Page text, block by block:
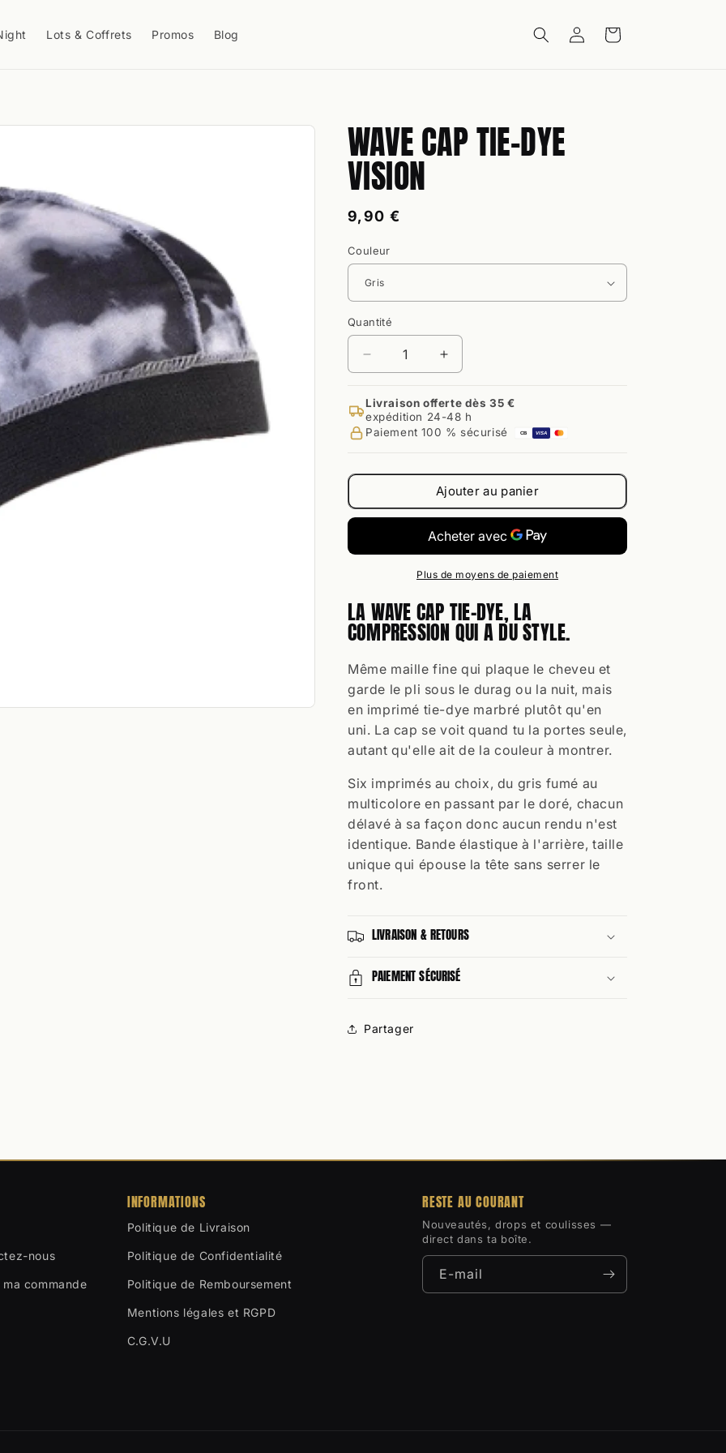
Lots & Coffrets Promos Blog ConnexionPanier
WAVE CAP TIE-DYE
VISION
Prix
9,90 €
Couleur
Quantité
Quantité
Réduire
la
quantité
de
Wave
Dye
Augmenter
la
quantité
de
Wave
Dye
Vision
Livraison offerte dès 35 €
expédition 24-48 h
Paiement 100 % sécurisé
CB VISA
Ajouter au panier
Plus de moyens de paiement
LA WAVE CAP TIE-DYE, LA
COMPRESSION QUI A DU STYLE.
Même maille fine qui plaque le cheveu et
garde le pli sous le durag ou la nuit, mais
en imprimé tie-dye marbré plutôt qu'en
uni. La cap se voit quand tu la portes seule,
autant qu'elle ait de la couleur à montrer.
Six imprimés au choix, du gris fumé au
multicolore en passant par le doré, chacun
délavé à sa façon donc aucun rendu n'est
identique. Bande élastique à l'arrière, taille
unique qui épouse la tête sans serrer le
front.
LIVRAISON & RETOURS
PAIEMENT SÉCURISÉ
Partager
nous
ma commande
INFORMATIONS
Politique de Livraison
Politique de Confidentialité
Politique de Remboursement
Mentions légales et RGPD
C.G.V.U
RESTE AU COURANT
Nouveautés, drops et coulisses —
direct dans ta boîte.
E-mail